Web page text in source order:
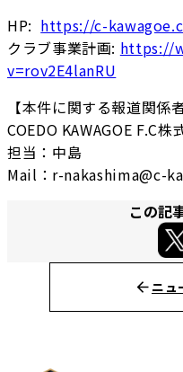
HP: https://c-
クラブ事業計画: https://
v=rov2E4lanRU
【本件に関する報道関係
COEDO KAWAGOE F.C株
担当：中島
Mail：r-nakashima@c-
この記
ニュ